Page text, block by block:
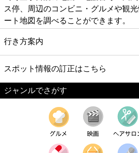
ス停、周辺のコンビニ・グルメや観
ート地図を調べることができます。
行き方案内
スポット情報の訂正はこちら
ジャンルでさがす